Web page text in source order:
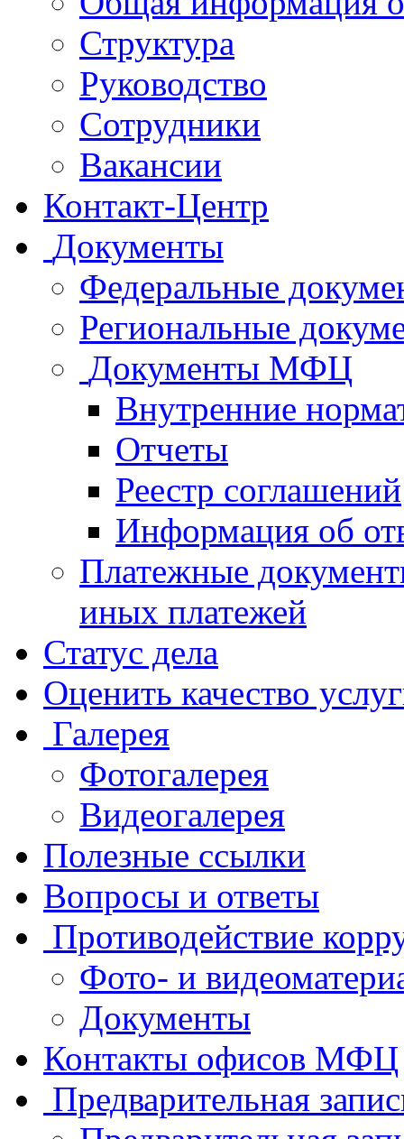
Структура
Руководство
Сотрудники
Вакансии
Контакт-Центр
Документы
Федеральные
Региональные
Документы МФЦ
Внутренние
Отчеты
Реестр соглашений
Информация об
Платежные
иных платежей
Статус дела
Оценить качество
Галерея
Фотогалерея
Видеогалерея
Полезные ссылки
Вопросы и ответы
Противодействие
Фото- и
Документы
Контакты офисов МФЦ
Предварительная